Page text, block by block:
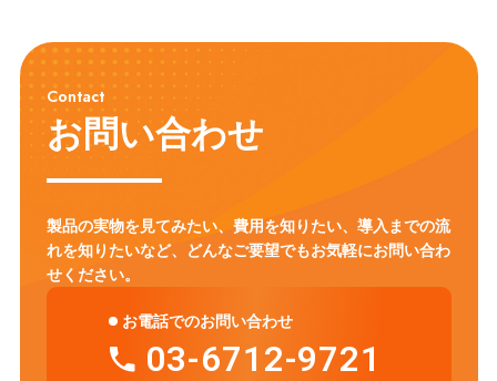
Contact
お問い合わせ
製品の実物を見てみたい、費用を知りたい、導入までの流
れを知りたいなど、
どんなご要望でもお気軽にお問い合わ
せください。
お電話でのお問い合わせ
03-6712-9721